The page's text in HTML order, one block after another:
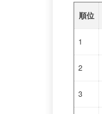
順位
1
2
3